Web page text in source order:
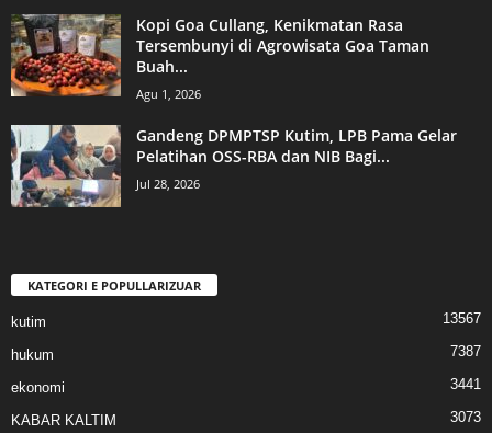
Kopi Goa Cullang, Kenikmatan Rasa
Tersembunyi di Agrowisata Goa Taman
Buah...
Agu 1, 2026
Gandeng DPMPTSP Kutim, LPB Pama Gelar
Pelatihan OSS-RBA dan NIB Bagi...
Jul 28, 2026
KATEGORI E POPULLARIZUAR
kutim 13567
hukum 7387
ekonomi 3441
KABAR KALTIM 3073